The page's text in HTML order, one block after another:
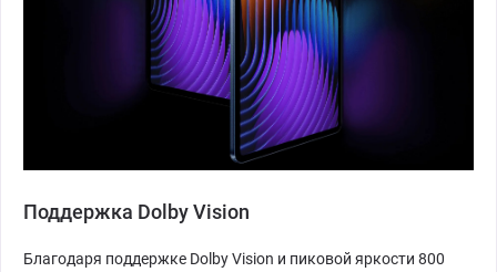
Поддержка Dolby Vision
Благодаря поддержке Dolby Vision и пиковой яркости 800